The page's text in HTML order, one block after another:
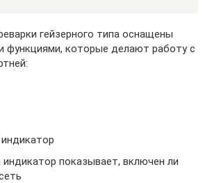
гейзерного типа оснащены
функциями, которые делают работу с
показывает, включен ли